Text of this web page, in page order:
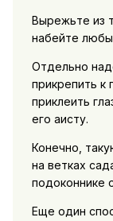
Вырежьте из
набейте
Отдельно
прикрепить к
приклеить
его аисту.
Конечно,
на ветках
подоконнике
Еще один